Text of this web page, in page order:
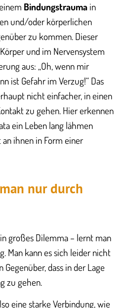
Bindungstrauma in
und/oder körperlichen
zu kommen. Dieser
und im Nervensystem
aus: „Oh, wenn mir
ist Gefahr im Verzug!“ Das
nicht einfacher, in einen
zu gehen. Hier erkennen
ein Leben lang lähmen
ihnen in Form einer
nur durch
großes Dilemma – lernt man
Man kann es sich leider nicht
dass in der Lage
zu gehen.
eine starke Verbindung, wie